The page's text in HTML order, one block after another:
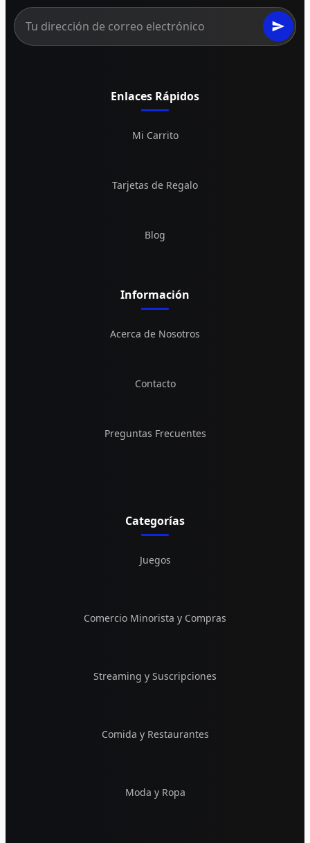
Enlaces Rápidos
Mi Carrito
Tarjetas de Regalo
Blog
Información
Acerca de Nosotros
Contacto
Preguntas Frecuentes
Categorías
Juegos
Comercio Minorista y Compras
Streaming y Suscripciones
Comida y Restaurantes
Moda y Ropa